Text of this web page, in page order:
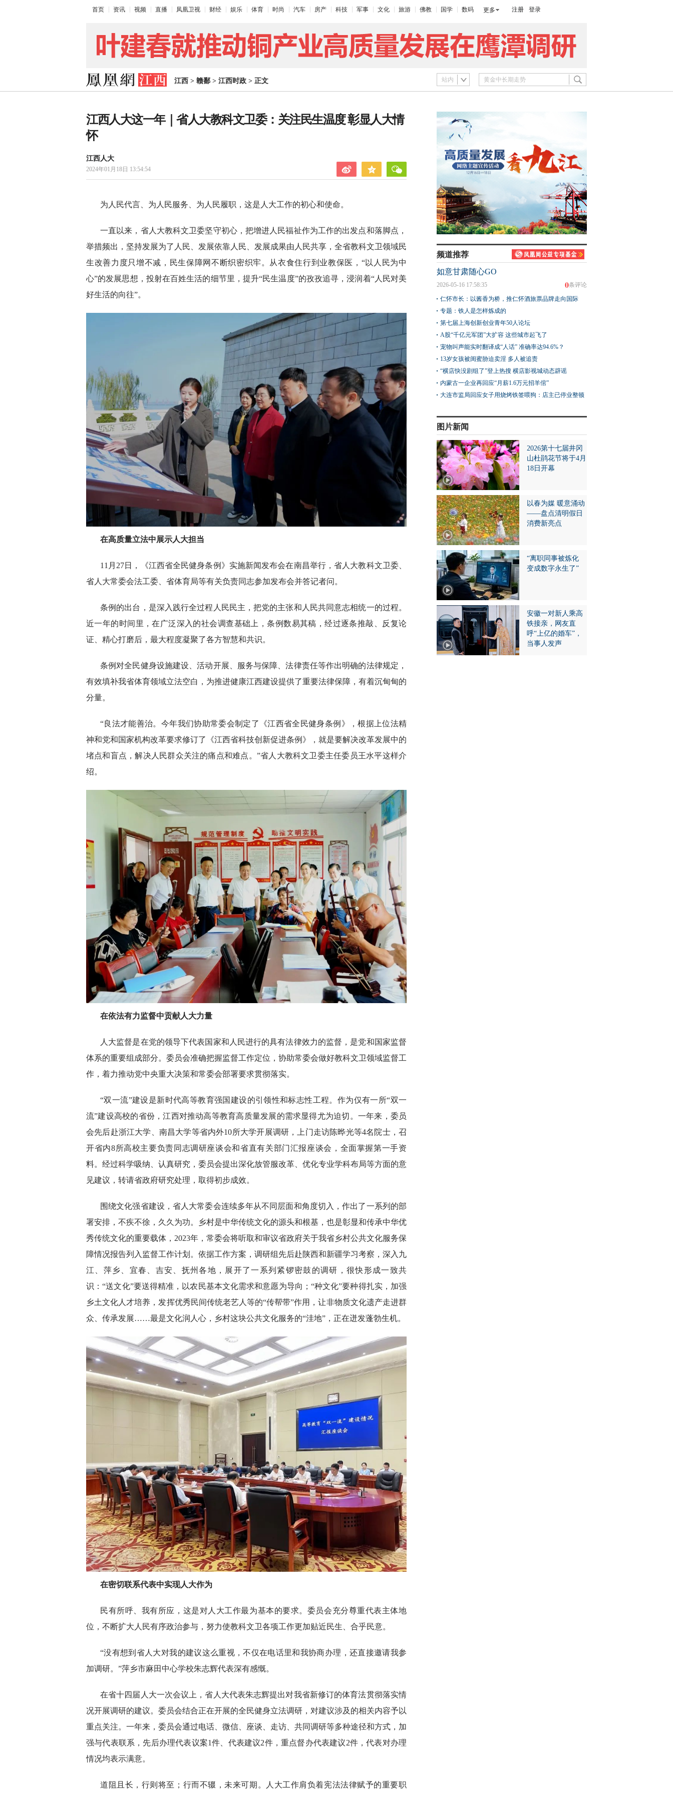
首页 资讯 视频 直播 凤凰卫视 财经 娱乐 体育 时尚 汽车 房产 科技 军事 文化 旅游 佛教 国学 数码 更多 注册 登录
江西 > 赣鄱 > 江西时政 > 正文 站内
江西人大这一年｜省人大教科文卫委：关注民生温度 彰显人大情
怀
江西人大
2024年01月18日 13:54:54
为人民代言、为人民服务、为人民履职，这是人大工作的初心和使命。
一直以来，省人大教科文卫委坚守初心，把增进人民福祉作为工作的出发点和落脚点，
举措频出，坚持发展为了人民、发展依靠人民、发展成果由人民共享，全省教科文卫领域民
生改善力度只增不减，民生保障网不断织密织牢。从衣食住行到业教保医，“以人民为中
心”的发展思想，投射在百姓生活的细节里，提升“民生温度”的孜孜追寻，浸润着“人民对美
好生活的向往”。
在高质量立法中展示人大担当
11月27日，《江西省全民健身条例》实施新闻发布会在南昌举行，省人大教科文卫委、
省人大常委会法工委、省体育局等有关负责同志参加发布会并答记者问。
条例的出台，是深入践行全过程人民民主，把党的主张和人民共同意志相统一的过程。
近一年的时间里，在广泛深入的社会调查基础上，条例数易其稿，经过逐条推敲、反复论
证、精心打磨后，最大程度凝聚了各方智慧和共识。
条例对全民健身设施建设、活动开展、服务与保障、法律责任等作出明确的法律规定，
有效填补我省体育领域立法空白，为推进健康江西建设提供了重要法律保障，有着沉甸甸的
分量。
“良法才能善治。今年我们协助常委会制定了《江西省全民健身条例》，根据上位法精
神和党和国家机构改革要求修订了《江西省科技创新促进条例》，就是要解决改革发展中的
堵点和盲点，解决人民群众关注的痛点和难点。”省人大教科文卫委主任委员王水平这样介
绍。
在依法有力监督中贡献人大力量
人大监督是在党的领导下代表国家和人民进行的具有法律效力的监督，是党和国家监督
体系的重要组成部分。委员会准确把握监督工作定位，协助常委会做好教科文卫领域监督工
作，着力推动党中央重大决策和常委会部署要求贯彻落实。
“双一流”建设是新时代高等教育强国建设的引领性和标志性工程。作为仅有一所“双一
流”建设高校的省份，江西对推动高等教育高质量发展的需求显得尤为迫切。一年来，委员
会先后赴浙江大学、南昌大学等省内外10所大学开展调研，上门走访陈晔光等4名院士，召
开省内8所高校主要负责同志调研座谈会和省直有关部门汇报座谈会，全面掌握第一手资
料。经过科学吸纳、认真研究，委员会提出深化放管服改革、优化专业学科布局等方面的意
见建议，转请省政府研究处理，取得初步成效。
围绕文化强省建设，省人大常委会连续多年从不同层面和角度切入，作出了一系列的部
署安排，不疾不徐，久久为功。乡村是中华传统文化的源头和根基，也是彰显和传承中华优
秀传统文化的重要载体，2023年，常委会将听取和审议省政府关于我省乡村公共文化服务保
障情况报告列入监督工作计划。依据工作方案，调研组先后赴陕西和新疆学习考察，深入九
江、萍乡、宜春、吉安、抚州各地，展开了一系列紧锣密鼓的调研，很快形成一致共
识：“送文化”要送得精准，以农民基本文化需求和意愿为导向；“种文化”要种得扎实，加强
乡土文化人才培养，发挥优秀民间传统老艺人等的“传帮带”作用，让非物质文化遗产走进群
众、传承发展……最是文化润人心，乡村这块公共文化服务的“洼地”，正在迸发蓬勃生机。
在密切联系代表中实现人大作为
民有所呼、我有所应，这是对人大工作最为基本的要求。委员会充分尊重代表主体地
位，不断扩大人民有序政治参与，努力使教科文卫各项工作更加贴近民生、合乎民意。
“没有想到省人大对我的建议这么重视，不仅在电话里和我协商办理，还直接邀请我参
加调研。”萍乡市麻田中心学校朱志辉代表深有感慨。
在省十四届人大一次会议上，省人大代表朱志辉提出对我省新修订的体育法贯彻落实情
况开展调研的建议。委员会结合正在开展的全民健身立法调研，对建议涉及的相关内容予以
重点关注。一年来，委员会通过电话、微信、座谈、走访、共同调研等多种途径和方式，加
强与代表联系，先后办理代表议案1件、代表建议2件，重点督办代表建议2件，代表对办理
情况均表示满意。
道阻且长，行则将至；行而不辍，未来可期。人大工作肩负着宪法法律赋予的重要职
频道推荐
如意甘肃随心GO
0条评论
2026-05-16 17:58:35
仁怀市长：以酱香为桥，推仁怀酒旅票品牌走向国际
专题：铁人是怎样炼成的
第七届上海创新创业青年50人论坛
A股“千亿元军团”大扩容 这些城市起飞了
宠物叫声能实时翻译成“人话” 准确率达94.6%？
13岁女孩被闺蜜胁迫卖淫 多人被追责
“横店快没剧组了”登上热搜 横店影视城动态辟谣
内蒙古一企业再回应“月薪1.6万元招羊倌”
大连市监局回应女子用烧烤铁签喂狗：店主已停业整顿
图片新闻
2026第十七届井冈
山杜鹃花节将于4月
18日开幕
以春为媒 暖意涌动
——盘点清明假日
消费新亮点
“离职同事被炼化
变成数字永生了”
安徽一对新人乘高
铁接亲，网友直
呼“上亿的婚车”，
当事人发声